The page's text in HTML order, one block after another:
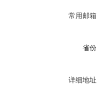
常用邮箱
省份
详细地址